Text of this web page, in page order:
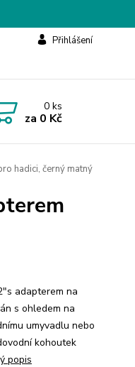
Přihlášení
0ks
za 0 Kč
hadici, černý matný
adapterem na
s ohledem na
umyvadlu nebo
kohoutek
popis